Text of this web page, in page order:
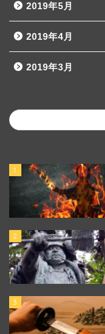
2019年5月
2019年4月
2019年3月
1
2
3